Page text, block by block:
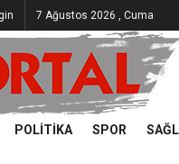
7 Ağustos 2026 , Cuma
POLITIKA SPOR